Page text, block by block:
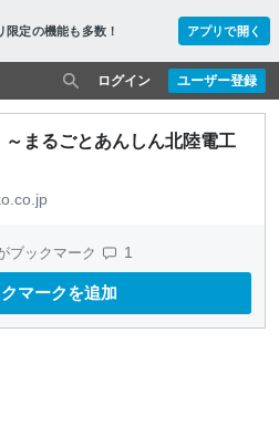
限定の機能も多数！ アプリで開く
ユーザー登録
ログイン
まるごとあんしん北陸電工
ブックマーク 1
マークを追加